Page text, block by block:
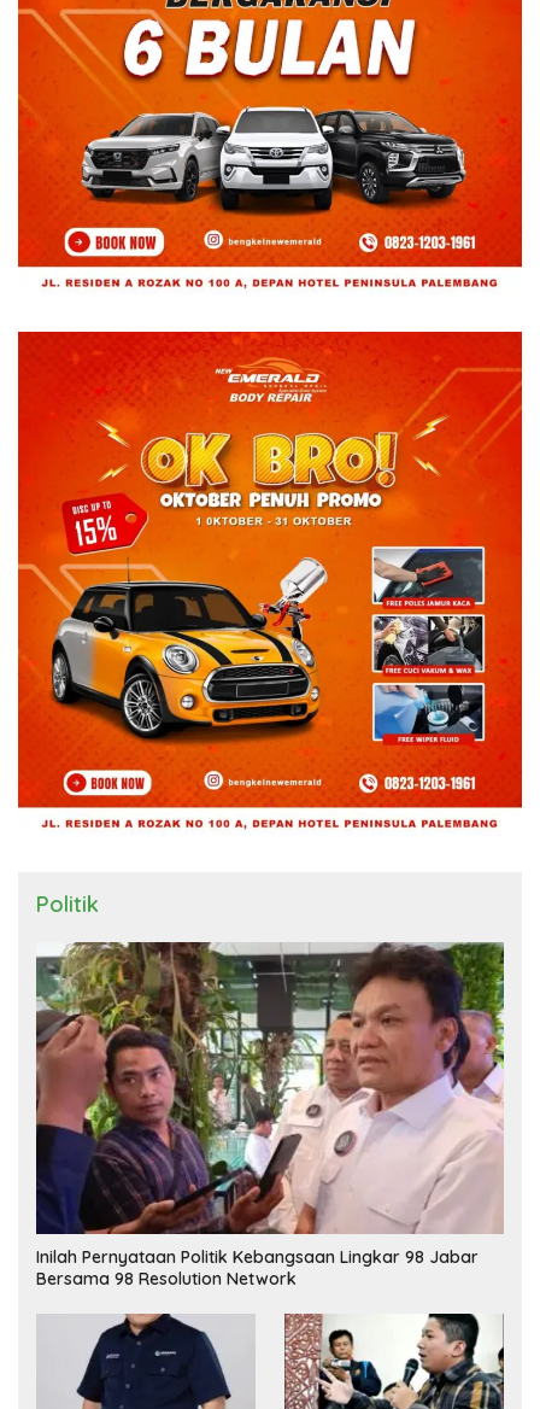
Politik
Inilah Pernyataan Politik Kebangsaan Lingkar 98 Jabar
Bersama 98 Resolution Network